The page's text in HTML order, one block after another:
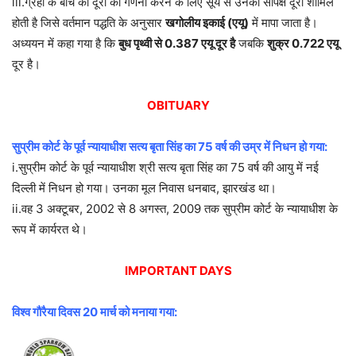
होती है जिसे वर्तमान पद्धति के अनुसारखगोलीय इकाई (एयू) में मापा जाता है।
अध्ययन में कहा गया है किबुध पृथ्वी से 0.387 एयू दूरहैजबकिशुक्र 0.722 एयू
दूर है।
OBITUARY
सुप्रीम कोर्ट के पूर्व न्यायाधीश सत्य बृता सिंह का 75 वर्ष की उम्र में निधन हो गया:
i.सुप्रीम कोर्ट के पूर्व न्यायाधीश श्री सत्य बृता सिंह का 75 वर्ष की आयु में नई
दिल्ली में निधन हो गया। उनका मूल निवास धनबाद, झारखंड था।
ii.वह 3 अक्टूबर, 2002 से 8 अगस्त, 2009 तक सुप्रीम कोर्ट के न्यायाधीश के
रूप में कार्यरत थे।
IMPORTANT DAYS
विश्व गौरैया दिवस 20 मार्च को मनाया गया: